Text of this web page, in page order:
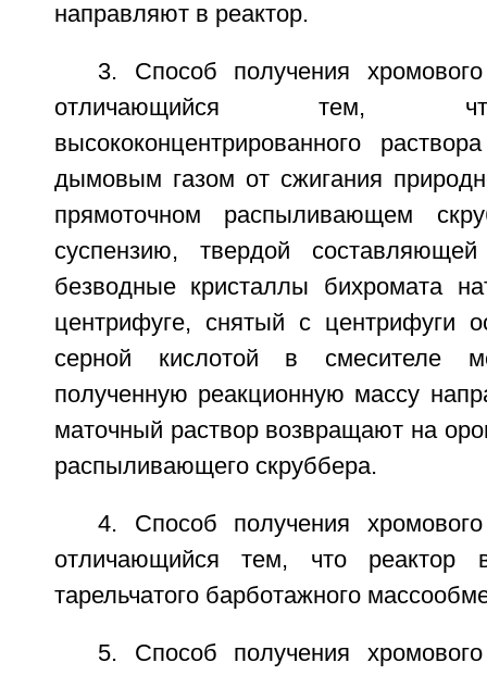
направляют в реактор.
3. Способ получения
отличающийся тем,
высококонцентрированного
дымовым газом от сжигания
прямоточном распыливающем
суспензию, твердой
безводные кристаллы бихромата
центрифуге, снятый с центрифуги
серной кислотой в смесителе
полученную реакционную массу
маточный раствор возвращают на
распыливающего скруббера.
4. Способ получения
отличающийся тем, что реактор
тарельчатого барботажного
5. Способ получения